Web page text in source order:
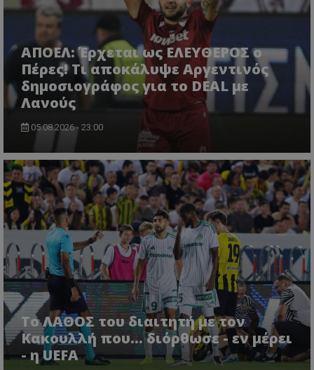
ΑΠΟΕΛ: Έρχεται ως ΕΛΕΥΘΕΡΟΣ ο
Πέρες! Τι αποκάλυψε Αργεντινός
δημοσιογράφος για το DEAL με
Λανούς
05.08.2026 - 23:00
Το ΛΑΘΟΣ του διαιτητή με τον
Κακουλλή που... διόρθωσε - εν μέρει
- η UEFA